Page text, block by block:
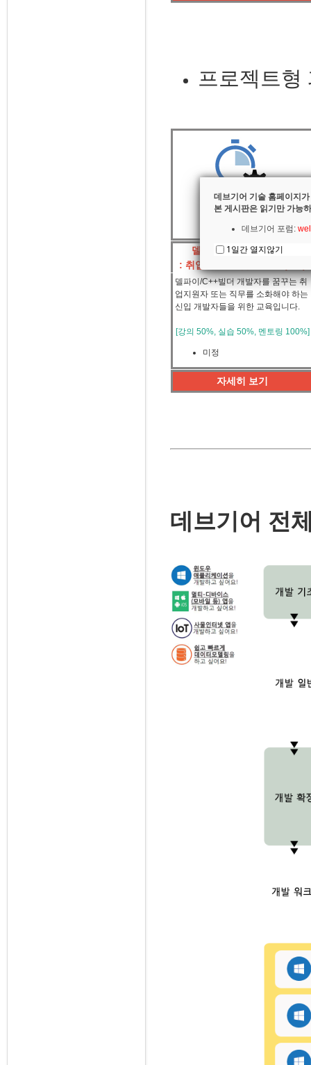
프로젝트형
델파이/C++빌더 마스터
: 취업 연계/신입 개발자 (8주)
델파이/C++빌더 개발자를 꿈꾸는 취
업지원자 또는 직무를 소화해야 하는
신입 개발자들을 위한 교육입니다.
[강의 50%, 실습 50%, 멘토링 100%]
미정
자세히 보기
데브기어 전
데브기어 기술 홈페이지
본 게시판은 읽기만 가능
데브기어 포럼:
1일간 열지않기